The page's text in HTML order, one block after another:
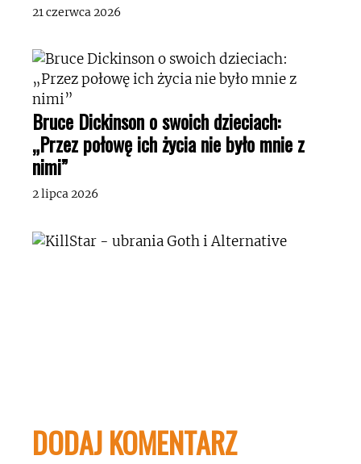
21 czerwca 2026
Bruce Dickinson o swoich dzieciach:
„Przez połowę ich życia nie było mnie z
nimi”
2 lipca 2026
DODAJ KOMENTARZ